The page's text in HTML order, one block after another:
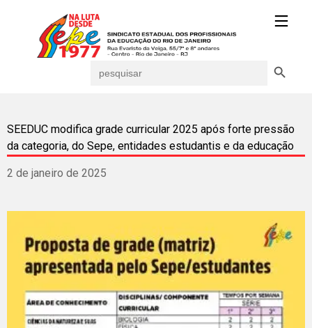
for:
SEEDUC modifica grade curricular 2025 após forte pressão
da categoria, do Sepe, entidades estudantis e da educação
2 de janeiro de 2025